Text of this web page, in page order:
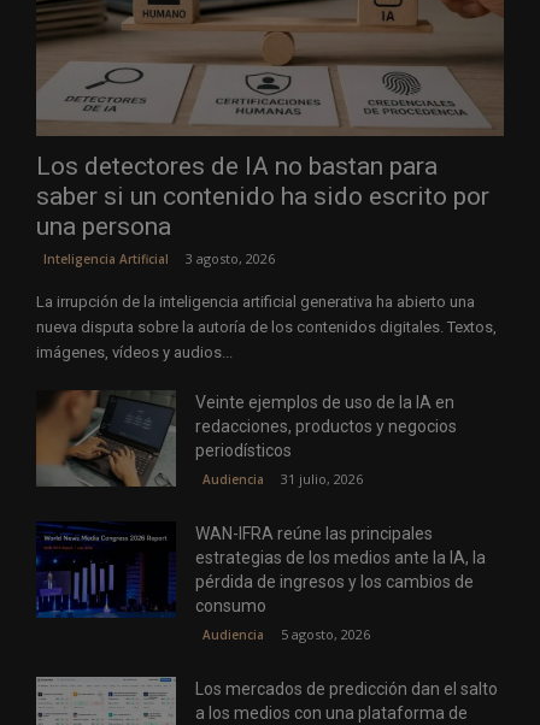
Los detectores de IA no bastan para
saber si un contenido ha sido escrito por
una persona
Inteligencia Artificial 3 agosto, 2026
La irrupción de la inteligencia artificial generativa ha abierto una
nueva disputa sobre la autoría de los contenidos digitales. Textos,
imágenes, vídeos y audios...
Veinte ejemplos de uso de la IA en
redacciones, productos y negocios
periodísticos
Audiencia 31 julio, 2026
WAN-IFRA reúne las principales
estrategias de los medios ante la IA, la
pérdida de ingresos y los cambios de
consumo
Audiencia 5 agosto, 2026
Los mercados de predicción dan el salto
a los medios con una plataforma de